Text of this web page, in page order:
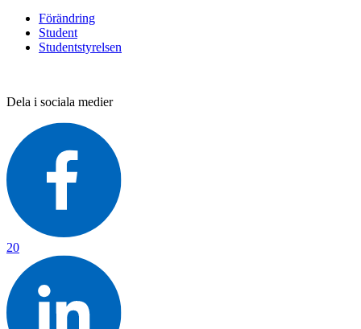
Förändring
Student
Studentstyrelsen
Dela i sociala medier
20